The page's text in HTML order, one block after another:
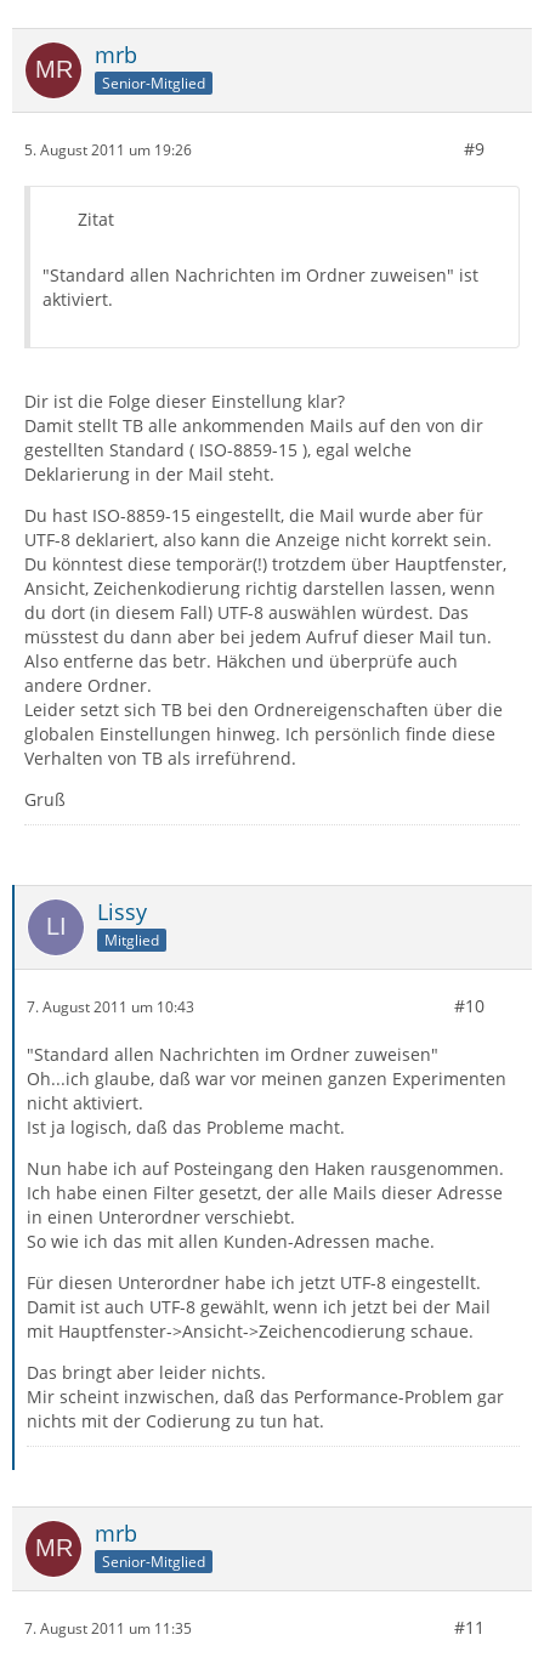
mrb
Senior-Mitglied
5. August 2011 um 19:26 #9
Zitat
"Standard allen Nachrichten im Ordner zuweisen" ist
aktiviert.
Dir ist die Folge dieser Einstellung klar?
Damit stellt TB alle ankommenden Mails auf den von dir
gestellten Standard ( ISO-8859-15 ), egal welche
Deklarierung in der Mail steht.
Du hast ISO-8859-15 eingestellt, die Mail wurde aber für
UTF-8 deklariert, also kann die Anzeige nicht korrekt sein.
Du könntest diese temporär(!) trotzdem über Hauptfenster,
Ansicht, Zeichenkodierung richtig darstellen lassen, wenn
du dort (in diesem Fall) UTF-8 auswählen würdest. Das
müsstest du dann aber bei jedem Aufruf dieser Mail tun.
Also entferne das betr. Häkchen und überprüfe auch
andere Ordner.
Leider setzt sich TB bei den Ordnereigenschaften über die
globalen Einstellungen hinweg. Ich persönlich finde diese
Verhalten von TB als irreführend.
Gruß
Lissy
Mitglied
7. August 2011 um 10:43 #10
"Standard allen Nachrichten im Ordner zuweisen"
Oh...ich glaube, daß war vor meinen ganzen Experimenten
nicht aktiviert.
Ist ja logisch, daß das Probleme macht.
Nun habe ich auf Posteingang den Haken rausgenommen.
Ich habe einen Filter gesetzt, der alle Mails dieser Adresse
in einen Unterordner verschiebt.
So wie ich das mit allen Kunden-Adressen mache.
Für diesen Unterordner habe ich jetzt UTF-8 eingestellt.
Damit ist auch UTF-8 gewählt, wenn ich jetzt bei der Mail
mit Hauptfenster->Ansicht->Zeichencodierung schaue.
Das bringt aber leider nichts.
Mir scheint inzwischen, daß das Performance-Problem gar
nichts mit der Codierung zu tun hat.
mrb
Senior-Mitglied
7. August 2011 um 11:35 #11